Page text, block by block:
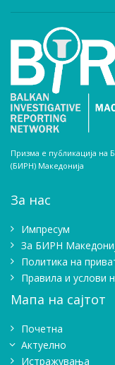
Призма е публикација на
(БИРН) Македонија
За нас
Импресум
Зa БИРН
Политика на
Правила и услови
Мапа на сајтот
Почетна
Актуелно
Истражувањa